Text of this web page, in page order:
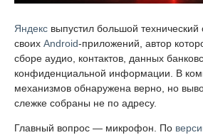
Яндекс выпустил большой технический
своих Android-приложений, автор
сборе аудио, контактов, данных
конфиденциальной информации. В
механизмов обнаружена верно, но
слежке собраны не по адресу.
Главный вопрос — микрофон. По